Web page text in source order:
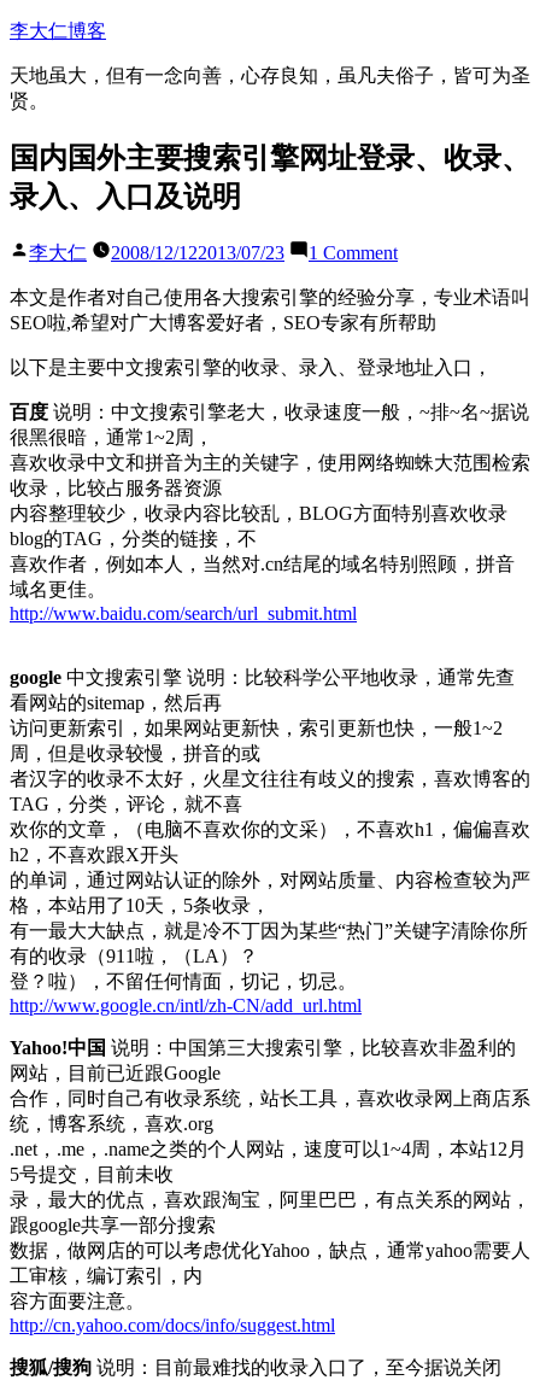
Skip
content
李大仁博客
天地虽大，但有一念向善，心存良知，虽凡夫俗子，皆可为圣
贤。
国内国外主要搜索引擎网址登录、收录、
录入、入口及说明
Posted
李大仁 2008/12/122013/07/23 1 Commenton
内
国
主
搜
索
引
擎
网
址
登
录
入
及
明
本文是作者对自己使用各大搜索引擎的经验分享，专业术语叫
SEO啦,希望对广大博客爱好者，SEO专家有所帮助
以下是主要中文搜索引擎的收录、录入、登录地址入口，
百度 说明：中文搜索引擎老大，收录速度一般，~排~名~据说
很黑很暗，通常1~2周，
喜欢收录中文和拼音为主的关键字，使用网络蜘蛛大范围检索
收录，比较占服务器资源
内容整理较少，收录内容比较乱，BLOG方面特别喜欢收录
blog的TAG，分类的链接，不
喜欢作者，例如本人，当然对.cn结尾的域名特别照顾，拼音
域名更佳。
http://www.baidu.com/search/url_submit.html
google 中文搜索引擎 说明：比较科学公平地收录，通常先查
看网站的sitemap，然后再
访问更新索引，如果网站更新快，索引更新也快，一般1~2
周，但是收录较慢，拼音的或
者汉字的收录不太好，火星文往往有歧义的搜索，喜欢博客的
TAG，分类，评论，就不喜
欢你的文章，（电脑不喜欢你的文采），不喜欢h1，偏偏喜欢
h2，不喜欢跟X开头
的单词，通过网站认证的除外，对网站质量、内容检查较为严
格，本站用了10天，5条收录，
有一最大大缺点，就是冷不丁因为某些“热门”关键字清除你所
有的收录（911啦，（LA）？
登？啦），不留任何情面，切记，切忌。
http://www.google.cn/intl/zh-CN/add_url.html
Yahoo!中国 说明：中国第三大搜索引擎，比较喜欢非盈利的
网站，目前已近跟Google
合作，同时自己有收录系统，站长工具，喜欢收录网上商店系
统，博客系统，喜欢.org
.net，.me，.name之类的个人网站，速度可以1~4周，本站12月
5号提交，目前未收
录，最大的优点，喜欢跟淘宝，阿里巴巴，有点关系的网站，
跟google共享一部分搜索
数据，做网店的可以考虑优化Yahoo，缺点，通常yahoo需要人
工审核，编订索引，内
容方面要注意。
http://cn.yahoo.com/docs/info/suggest.html
搜狐/搜狗 说明：目前最难找的收录入口了，至今据说关闭